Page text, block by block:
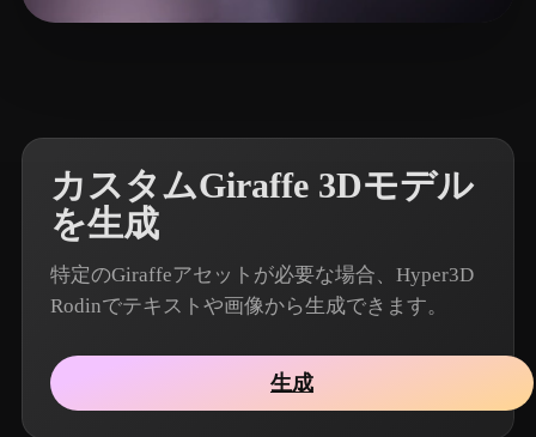
カスタムGiraffe 3Dモデル
を生成
特定のGiraffeアセットが必要な場合、Hyper3D
Rodinでテキストや画像から生成できます。
生成